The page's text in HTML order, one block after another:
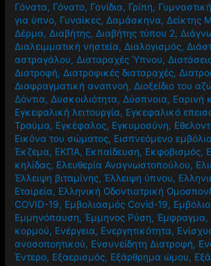
Γόνατα, Γόνατο, Γονίδια, Γρίπη, Γυμναστική
για ύπνο, Γυναίκες, Δαμάσκηνα, Δείκτης
Δέρμα, Διαβήτης, Διαβήτης τύπου 2,
Διαλειμματική νηστεία, Διαλογισμός,
αστραγάλου, Διαταραχές Ύπνου,
Διατροφή, Διατροφικές διαταραχές,
Διαφραγματική αναπνοή, Διοξείδιο του
Δόντια, Δυσκοιλιότητα, Δύσπνοια, Εαρινή
Εγκεφαλική λειτουργία, Εγκεφαλικό
Τραύμα, Εγκέφαλος, Εγκυμοσύνη,
Εικόνα του σώματος, Εισπνεόμενο εμβόλιο
Έκζεμα, ΕΚΠΑ, Εκπαίδευση, Εκφοβισμός,
κηλίδας, Ελευθερία Αναγνωστοπούλου,
Έλλειψη βιταμίνης,Έλλειψη ύπνου,
Εταιρεία, Ελληνική Οδοντιατρική
COVID-19, Εμβολιασμός Covid-19,
Εμμηνόπαυση,Έμμηνος Ρύση,Έμφραγμα,
κορμού, Ενέργεια, Ενεργητικότητα,
ανοσοποητικού, Ενσυνείδητη Διατροφή,
Έντερο, Εξαερισμός, Εξάρθρημα ώμου,